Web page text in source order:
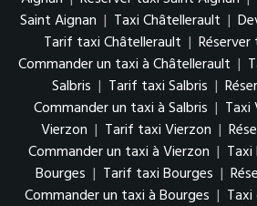
Saint Aignan | Taxi Châtellerault |
Tarif taxi Châtellerault |
Commander un taxi à Châtellerault |
Salbris | Tarif taxi Salbris |
Commander un taxi à Salbris | Taxi
Vierzon | Tarif taxi Vierzon |
Commander un taxi à Vierzon |
Bourges | Tarif taxi Bourges |
Commander un taxi à Bourges |